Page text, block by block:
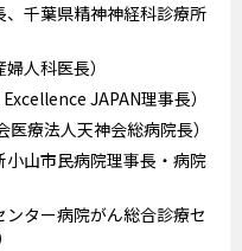
千葉県精神神経科診療所
人科医長）
JAPAN理事長）
療法人天神会総病院長）
山市民病院理事長・病院
ター病院がん総合診療セ